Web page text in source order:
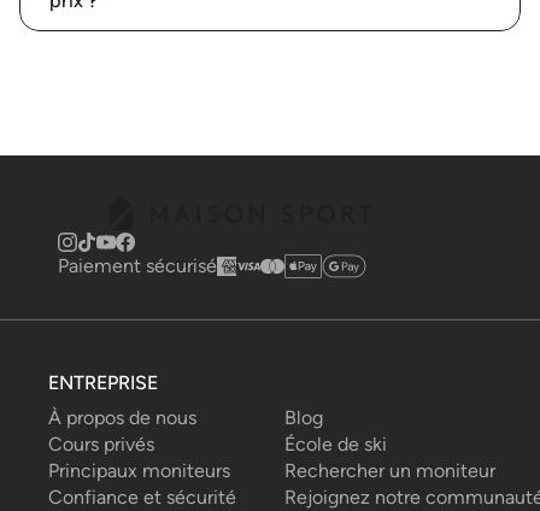
Paiement sécurisé
ENTREPRISE
À propos de nous
Blog
Cours privés
École de ski
Principaux moniteurs
Rechercher un moniteur
Confiance et sécurité
Rejoignez notre